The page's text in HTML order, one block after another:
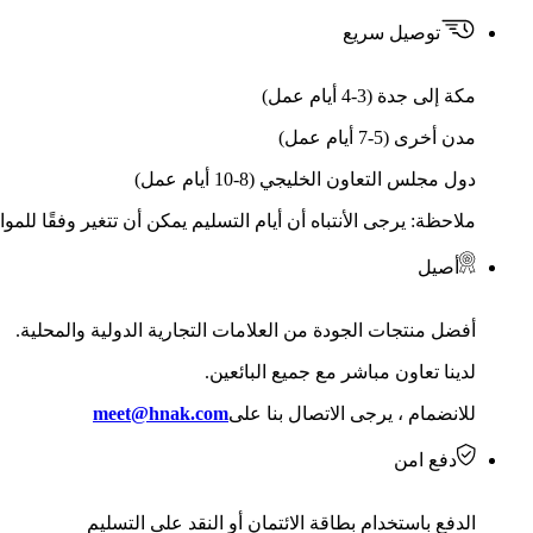
توصيل سريع
مكة إلى جدة (3-4 أيام عمل)
مدن أخرى (5-7 أيام عمل)
دول مجلس التعاون الخليجي (8-10 أيام عمل)
ملاحظة: يرجى الأنتباه أن أيام التسليم يمكن أن تتغير وفقًا
أصيل
أفضل منتجات الجودة من العلامات التجارية الدولية والمحلية.
لدينا تعاون مباشر مع جميع البائعين.
للانضمام ، يرجى الاتصال بنا علىmeet@hnak.com
دفع امن
الدفع باستخدام بطاقة الائتمان أو النقد على التسليم